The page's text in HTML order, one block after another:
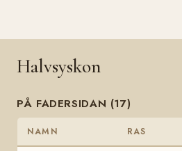
Halvsyskon
PÅ FADERSIDAN (17)
NAMN RAS